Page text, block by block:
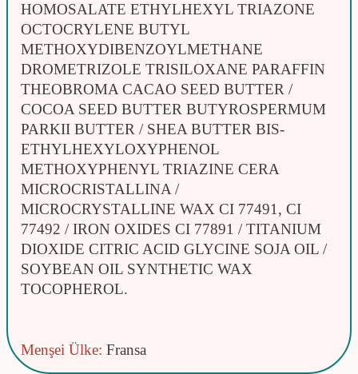
HOMOSALATE ETHYLHEXYL TRIAZONE
OCTOCRYLENE BUTYL
METHOXYDIBENZOYLMETHANE
DROMETRIZOLE TRISILOXANE PARAFFIN
THEOBROMA CACAO SEED BUTTER /
COCOA SEED BUTTER BUTYROSPERMUM
PARKII BUTTER / SHEA BUTTER BIS-
ETHYLHEXYLOXYPHENOL
METHOXYPHENYL TRIAZINE CERA
MICROCRISTALLINA /
MICROCRYSTALLINE WAX CI 77491, CI
77492 / IRON OXIDES CI 77891 / TITANIUM
DIOXIDE CITRIC ACID GLYCINE SOJA OIL /
SOYBEAN OIL SYNTHETIC WAX
TOCOPHEROL.
Menşei Ülke: Fransa